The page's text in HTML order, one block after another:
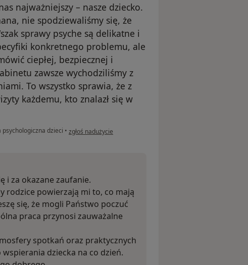
najważniejszy – nasze dziecko.
nie spodziewaliśmy się, że
sprawy psyche są delikatne i
konkretnego problemu, ale
ciepłej, bezpiecznej i
zawsze wychodziliśmy z
To wszystko sprawia, że z
każdemu, kto znalazł się w
psychologiczna dzieci • w opinii użytkownika Darek
zgłoś nadużycie
i za okazane zaufanie.
rodzice powierzają mi to, co mają
się, że mogli Państwo poczuć
praca przynosi zauważalne
spotkań oraz praktycznych
dziecka na co dzień.